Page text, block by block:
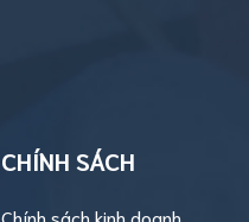
CHÍNH SÁCH
Chính sách kinh doanh